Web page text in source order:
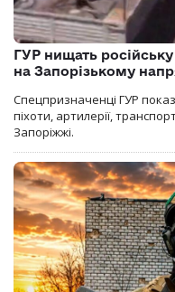
ГУР нищать російську
на Запорізькому
Спецпризначенці ГУР
піхоти, артилерії,
Запоріжжі.